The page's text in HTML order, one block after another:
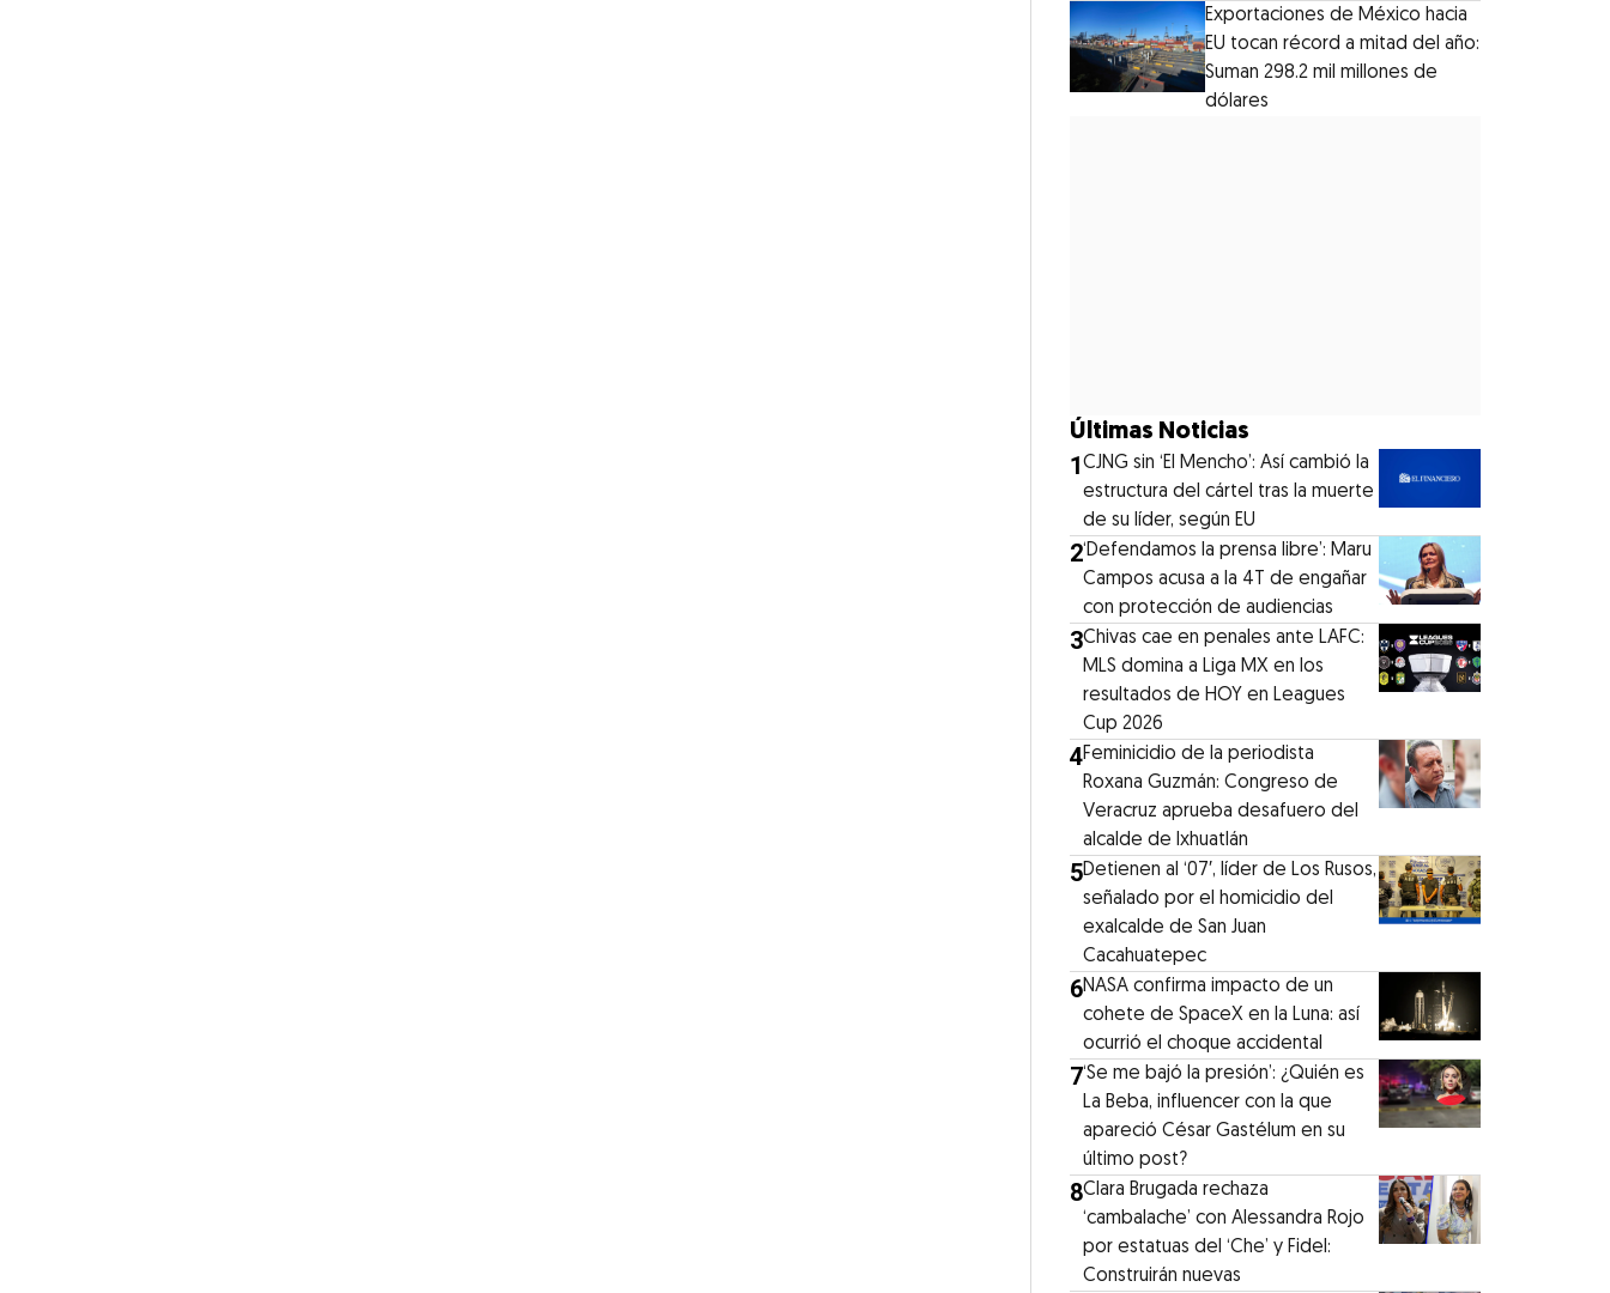
Exportaciones de México hacia
EU tocan récord a mitad del año:
Suman 298.2 mil millones de
dólares
Últimas Noticias
1CJNG sin ‘El Mencho’: Así cambió la
estructura del cártel tras la muerte
de su líder, según EU
2‘Defendamos la prensa libre’: Maru
Campos acusa a la 4T de engañar
con protección de audiencias
3Chivas cae en penales ante LAFC:
MLS domina a Liga MX en los
resultados de HOY en Leagues
Cup 2026
4Feminicidio de la periodista
Roxana Guzmán: Congreso de
Veracruz aprueba desafuero del
alcalde de Ixhuatlán
5Detienen al ‘07′, líder de Los Rusos,
señalado por el homicidio del
exalcalde de San Juan
Cacahuatepec
6NASA confirma impacto de un
cohete de SpaceX en la Luna: así
ocurrió el choque accidental
7‘Se me bajó la presión’: ¿Quién es
La Beba, influencer con la que
apareció César Gastélum en su
último post?
8Clara Brugada rechaza
‘cambalache’ con Alessandra Rojo
por estatuas del ‘Che’ y Fidel:
Construirán nuevas